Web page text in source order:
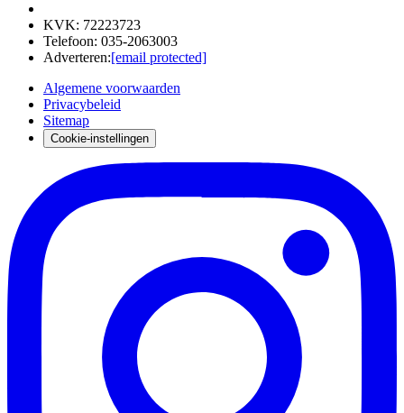
KVK: 72223723
Telefoon: 035-2063003
Adverteren:[email protected]
Algemene voorwaarden
Privacybeleid
Sitemap
Cookie-instellingen